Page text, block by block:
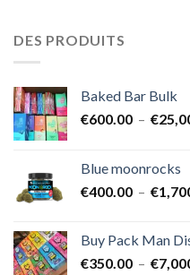
DES PRODUITS
Baked Bar Bulk
€600.00 – €
Blue moonrocks
€400.00 – €
Buy Pack Man
€350.00 – €